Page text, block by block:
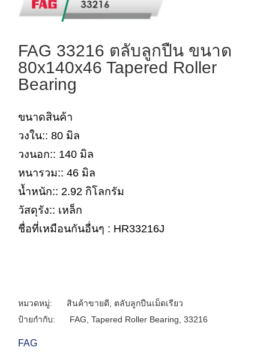
FAG 33216 ตลับลูกปืน ขนาด
80x140x46 Tapered Roller
Bearing
ขนาดสินค้า
วงใน:: 80 มิล
วงนอก:: 140 มิล
หนารวม:: 46 มิล
น้ำหนัก:: 2.92 กิโลกรัม
วัสดุรัง:: เหล็ก
ชื่อที่เหมือนกันอื่นๆ : HR33216J
หมวดหมู่: สินค้าขายดี
ตลับลูกปืนเม็ดเรียว
ป้ายกำกับ:
FAG Tapered Roller Bearing 33216
FAG